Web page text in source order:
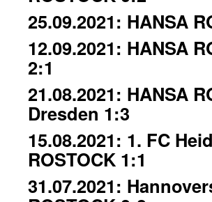
25.09.2021: HANSA
12.09.2021: HANSA
2:1
21.08.2021: HANSA
Dresden 1:3
15.08.2021: 1. FC
ROSTOCK 1:1
31.07.2021: